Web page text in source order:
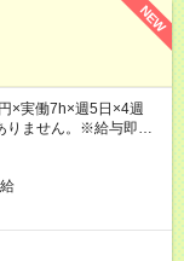
NEW
×実働7h×週5日×4週
ません。※給与即受取